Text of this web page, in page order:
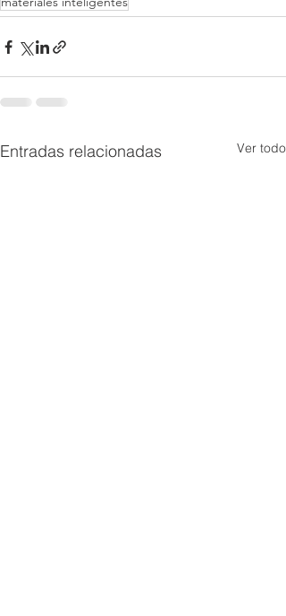
Entradas relacionadas Ver todo